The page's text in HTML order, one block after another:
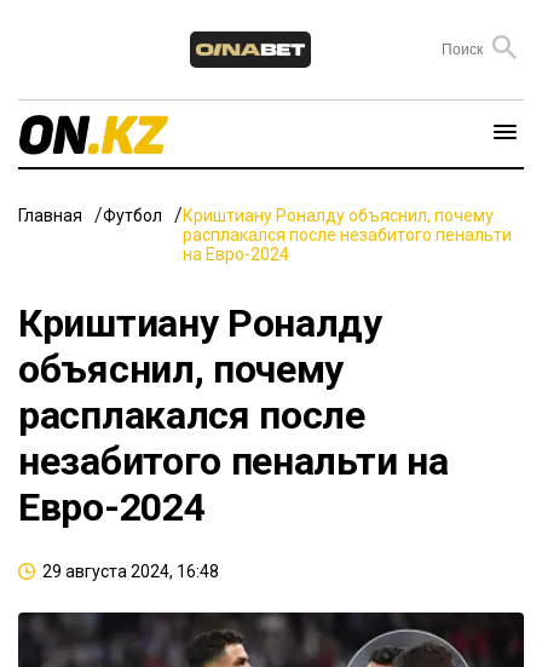
Главная Футбол
Криштиану Роналду объяснил, почему
расплакался после незабитого пенальти
на Евро-2024
Криштиану Роналду
объяснил, почему
расплакался после
незабитого пенальти на
Евро-2024
29 августа 2024, 16:48